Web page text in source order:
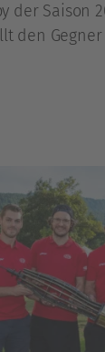
der Saison
den